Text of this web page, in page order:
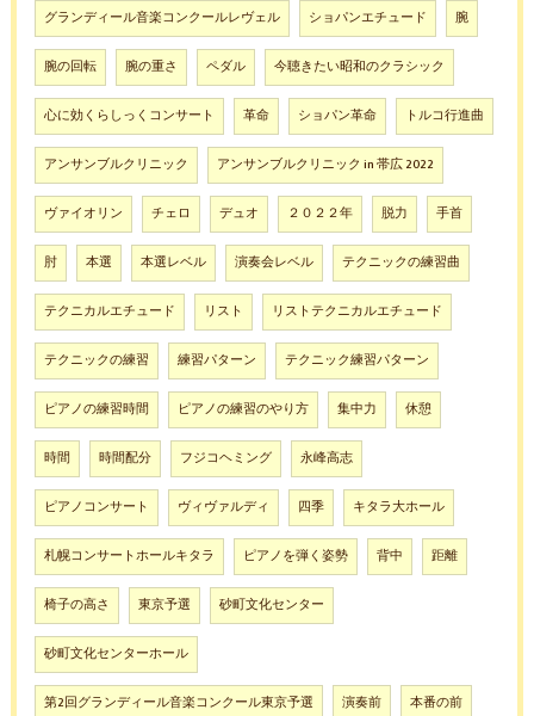
グランディール音楽コンクールレヴェル ショパンエチュード 腕
腕の回転 腕の重さ ペダル 今聴きたい昭和のクラシック
心に効くらしっくコンサート 革命 ショパン革命 トルコ行進曲
アンサンブルクリニック アンサンブルクリニック in 帯広 2022
ヴァイオリン チェロ デュオ ２０２２年 脱力 手首
肘 本選 本選レベル 演奏会レベル テクニックの練習曲
テクニカルエチュード リスト リストテクニカルエチュード
テクニックの練習 練習パターン テクニック練習パターン
ピアノの練習時間 ピアノの練習のやり方 集中力 休憩
時間 時間配分 フジコヘミング 永峰高志
ピアノコンサート ヴィヴァルディ 四季 キタラ大ホール
札幌コンサートホールキタラ ピアノを弾く姿勢 背中 距離
椅子の高さ 東京予選 砂町文化センター
砂町文化センターホール
第2回グランディール音楽コンクール東京予選 演奏前 本番の前